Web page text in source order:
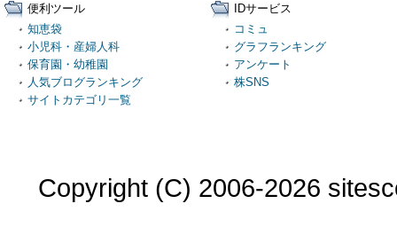
便利ツール
知恵袋
小児科・産婦人科
保育園・幼稚園
人気ブログランキング
サイトカテゴリ一覧
IDサービス
コミュ
グラフランキング
アンケート
株SNS
Copyright (C) 2006-2026